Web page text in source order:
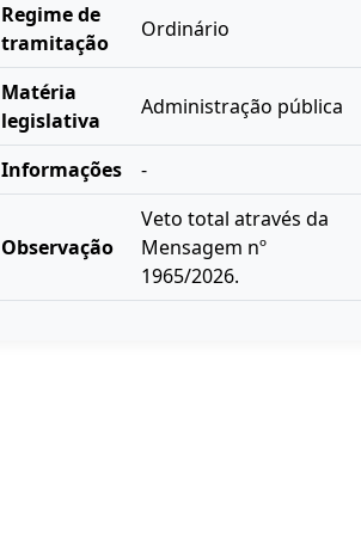
Regime de
tramitação
Ordinário
Matéria
legislativa
Administração pública
Informações -
Observação
Veto total através da
Mensagem nº
1965/2026.